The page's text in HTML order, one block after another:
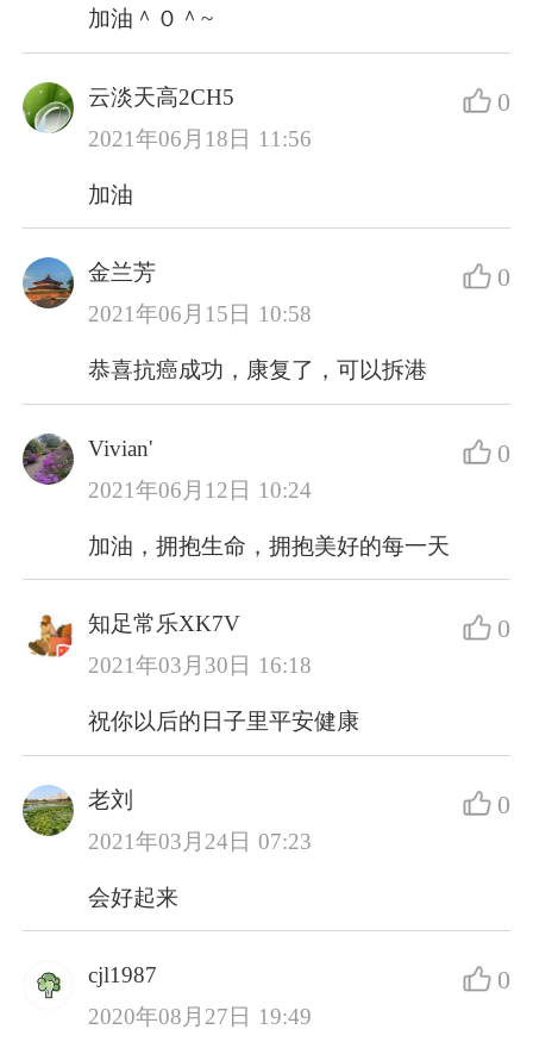
加油＾０＾~
云淡天高2CH5
2021年06月18日 11:56
0
加油
金兰芳
2021年06月15日 10:58
0
恭喜抗癌成功，康复了，可以拆港
Vivian'
2021年06月12日 10:24
0
加油，拥抱生命，拥抱美好的每一天
知足常乐XK7V
2021年03月30日 16:18
0
祝你以后的日子里平安健康
老刘
2021年03月24日 07:23
0
会好起来
cjl1987
2020年08月27日 19:49
0